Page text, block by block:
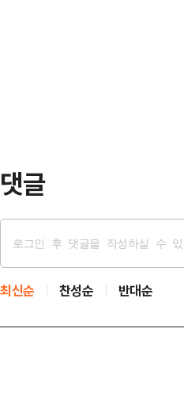
댓글
최신순 찬성순 반대순